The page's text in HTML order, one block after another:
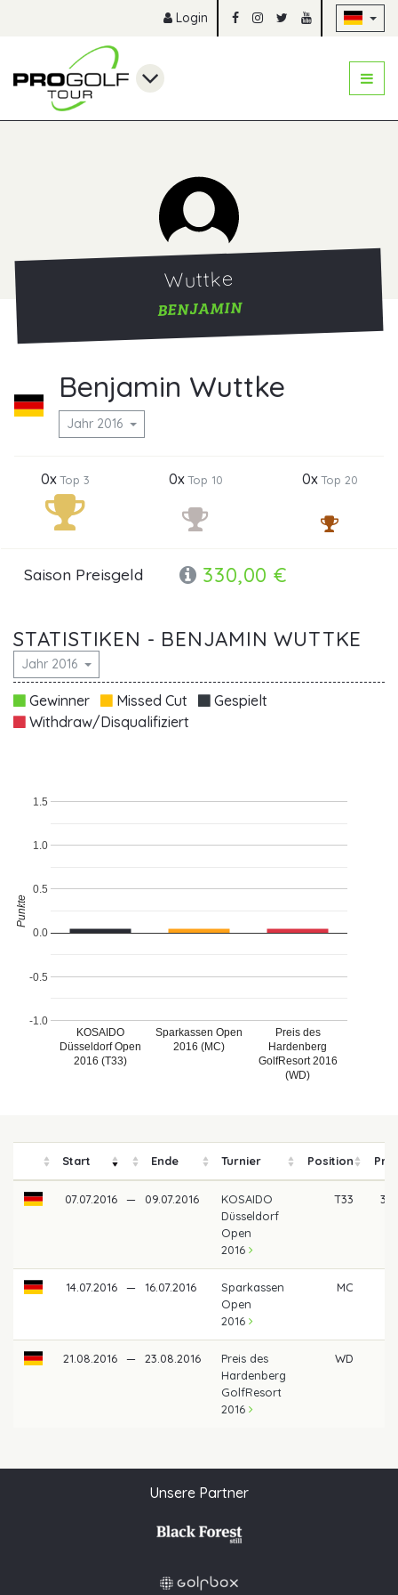
Login
Wuttke
BENJAMIN
Benjamin Wuttke
Jahr 2016
0xTop 3 0xTop 10 0xTop 20
Saison Preisgeld 330,00 €
STATISTIKEN - BENJAMIN WUTTKE
Jahr 2016
Gewinner Missed Cut
Gespielt
Withdraw/Disqualifiziert
KOSAIDO
Düsseldorf Open
2016 (T33)
Sparkassen Open
2016 (MC)
Preis des
Hardenberg
GolfResort 2016
(WD)
-1.0
-0.5
0.0
0.5
1.0
1.5
Punkte
Start Ende Turnier Position
07.07.2016 — 09.07.2016
KOSAIDO
Düsseldorf
Open
2016
T33
14.07.2016 — 16.07.2016
Sparkassen
Open
2016
MC
21.08.2016 — 23.08.2016
Preis des
Hardenberg
GolfResort
2016
WD
Unsere Partner